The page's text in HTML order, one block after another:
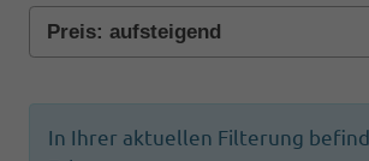
In Ihrer aktuellen Filterung